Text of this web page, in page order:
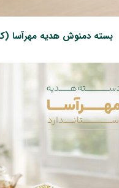
بسته دمنوش هدیه مهرآسا